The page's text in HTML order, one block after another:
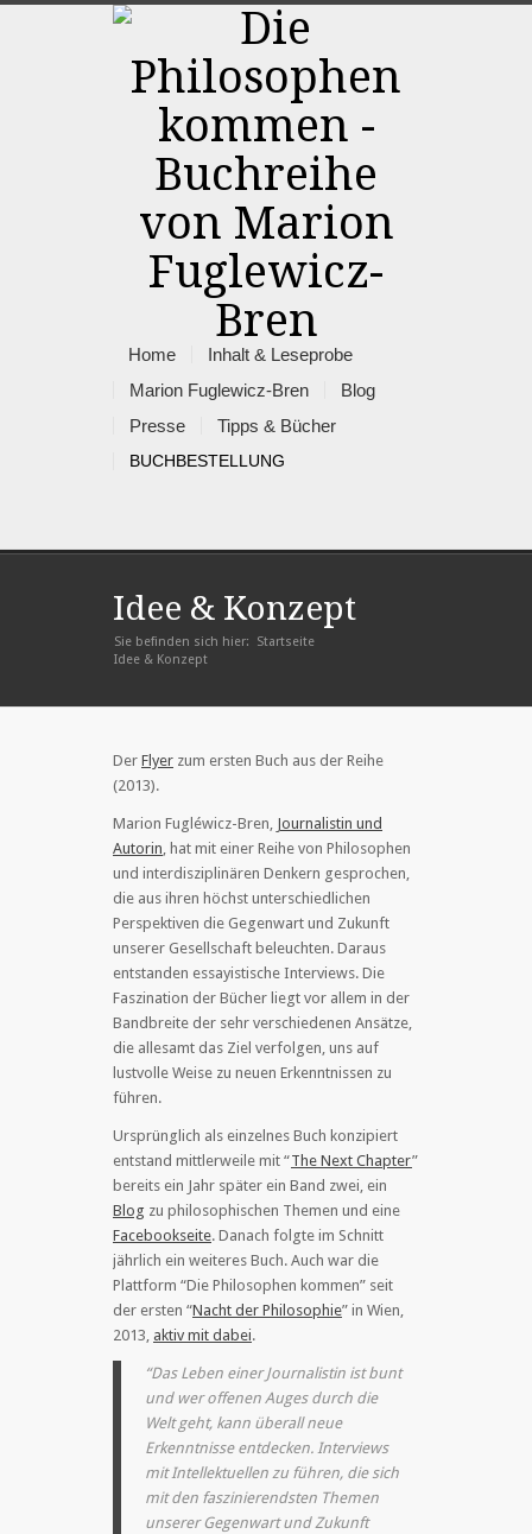
Home
Inhalt & Leseprobe
Marion Fuglewicz-Bren
Blog
Presse
Tipps & Bücher
BUCHBESTELLUNG
Idee & Konzept
Sie befinden sich hier: Startseite
Idee & Konzept
Der Flyer zum ersten Buch aus der Reihe
(2013).
Marion Fugléwicz-Bren, Journalistin und
Autorin, hat mit einer Reihe von Philosophen
und interdisziplinären Denkern gesprochen,
die aus ihren höchst unterschiedlichen
Perspektiven die Gegenwart und Zukunft
unserer Gesellschaft beleuchten. Daraus
entstanden essayistische Interviews. Die
Faszination der Bücher liegt vor allem in der
Bandbreite der sehr verschiedenen Ansätze,
die allesamt das Ziel verfolgen, uns auf
lustvolle Weise zu neuen Erkenntnissen zu
führen.
Ursprünglich als einzelnes Buch konzipiert
entstand mittlerweile mit “The Next Chapter”
bereits ein Jahr später ein Band zwei, ein
Blog zu philosophischen Themen und eine
Facebookseite. Danach folgte im Schnitt
jährlich ein weiteres Buch. Auch war die
Plattform “Die Philosophen kommen” seit
der ersten “Nacht der Philosophie” in Wien,
2013, aktiv mit dabei.
“Das Leben einer Journalistin ist bunt
und wer offenen Auges durch die
Welt geht, kann überall neue
Erkenntnisse entdecken. Interviews
mit Intellektuellen zu führen, die sich
mit den faszinierendsten Themen
unserer Gegenwart und Zukunft